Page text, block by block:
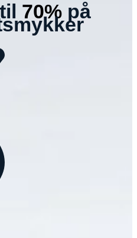
70% på